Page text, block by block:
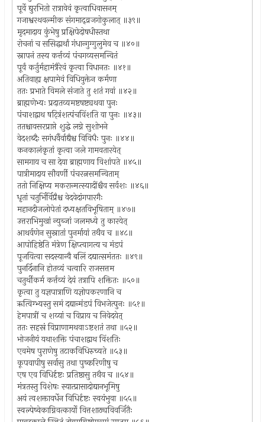
पूर्वे द्युरभितो रात्रावेवं कृत्वाधिवासनम्
गजाश्वरथवल्मीक संगमाद्व्रजगोकुलात् ॥३९॥
मृदमादाय कुंभेषु प्रक्षिपेदोषधीस्तथा
रोचनां च ससिद्धार्थां गंधान्गुग्गुलुमेव च ॥४०॥
स्नापनं तस्य कर्त्तव्यं पंचगव्यसमन्वितं
पूर्वं कर्तुर्महामंत्रैरेवं कृत्वा विधानतः ॥४१॥
अतिवाह्य क्षपामेवं विधियुक्तेन कर्मणा
ततः प्रभाते विमले संजाते तु शतं गवां ॥४२॥
ब्राह्मणेभ्यः प्रदातव्यमष्टषष्ट्यथवा पुनः
पंचाशद्वाथ षट्त्रिंशत्पंचविंशति वा पुनः ॥४३॥
ततश्चावसरप्राप्ते शुद्धे लग्ने सुशोभने
वेदशब्दैः सगंधर्वैर्वाद्यैश्च विविधैः पुनः ॥४४॥
कनकालंकृतां कृत्वा जले गामवतारयेत्
सामगाय च सा देया ब्राह्मणाय विशांपते ॥४५॥
पात्रीमादाय सौवर्णी पंचरत्नसमन्विताम्
ततो निक्षिप्य मकरान्मत्स्यादींश्चैव सर्वशः ॥४६॥
धृतां चतुर्भिर्विप्रैश्च वेदवेदांगपारगैः
महानदीजलोपेतां दध्यक्षतविभूषिताम् ॥४७॥
उत्तराभिमुखां न्युब्जां जलमध्ये तु कारयेत्
आथर्वणेन सुस्नातां पुनर्मायां तथैव च ॥४८॥
आपोहिष्ठेति मंत्रेण क्षिप्त्वागत्य च मंडपं
पूजयित्वा सदस्यान्वै बलिं दद्यात्समंततः ॥४९॥
पुनर्दिनानि होतव्यं चत्वारि राजसत्तम
चतुर्थीकर्म कर्त्तव्यं देयं तत्रापि शक्तितः ॥५०॥
कृत्वा तु यज्ञपात्राणि यज्ञोपकरणानि च
ऋत्विग्भ्यस्तु समं दद्यान्मंडपं विभजेत्पुनः ॥५१॥
हेमपात्रीं च शय्यां च विप्राय च निवेदयेत्
ततः सहस्रं विप्राणामथवाऽष्टशतं तथा ॥५२॥
भोजनीयं यथाशक्ति पंचाशद्वाथ विंशतिः
एवमेष पुराणेषु तटाकविधिरुच्यते ॥५३॥
कूपवापीषु सर्वासु तथा पुष्करिणीषु च
एष एव विधिर्दृष्टः प्रतिष्ठासु तथैव च ॥५४॥
मंत्रतस्तु विशेषः स्यात्प्रासादोद्यानभूमिषु
अयं त्वशक्तावर्धेन विधिर्दृष्टः स्वयंभुवा ॥५५॥
स्वल्पेष्वेकाग्निवत्कार्यो वित्तशाठ्यविवर्जितैः